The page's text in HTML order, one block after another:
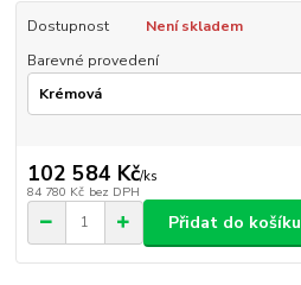
Dostupnost
Není skladem
Barevné provedení
102 584 Kč/ks
84 780 Kč bez DPH
Přidat do košíku